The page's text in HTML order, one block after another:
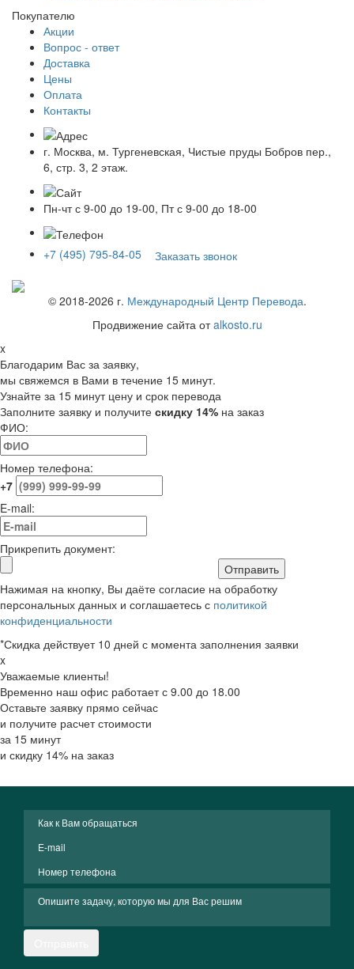
Покупателю
Акции
Вопрос - ответ
Доставка
Цены
Оплата
Контакты
г. Москва, м. Тургеневская, Чистые пруды Бобров пер.,
6, стр. 3, 2 этаж.
Пн-чт с 9-00 до 19-00, Пт с 9-00 до 18-00
+7 (495) 795-84-05 Заказать звонок
© 2018-2026 г. Международный Центр Перевода.
Продвижение сайта отalkosto.ru
x
Благодарим Вас за заявку,
мы свяжемся в Вами в течение 15 минут.
Узнайте за 15 минут цену и срок перевода
Заполните заявку и получите скидку 14% на заказ
ФИО:
Номер телефона:
+7
E-mail:
Прикрепить документ:
Отправить
Нажимая на кнопку, Вы даёте согласие на обработку
персональных данных и соглашаетесь с политикой
конфиденциальности
*Скидка действует 10 дней с момента заполнения заявки
x
Уважаемые клиенты!
Временно наш офис работает с 9.00 до 18.00
Оставьте заявку прямо сейчас
и получите расчет стоимости
за 15 минут
и скидку 14% на заказ